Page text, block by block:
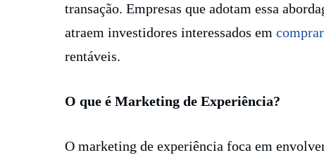
transação. Empresas que adotam essa
atraem investidores interessados em
rentáveis.
O que é Marketing de Experiência?
O marketing de experiência foca em